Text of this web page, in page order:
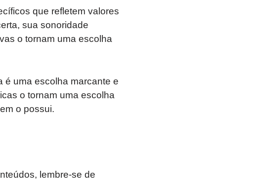
que refletem valores
sua sonoridade
o tornam uma escolha
é uma escolha marcante e
o tornam uma escolha
o possui.
lembre-se de